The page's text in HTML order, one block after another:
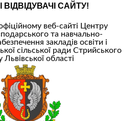
САЙТУ!
веб-сайті Центру
та навчально-
закладів освіти і
сільської ради Стрийського
Львівської області